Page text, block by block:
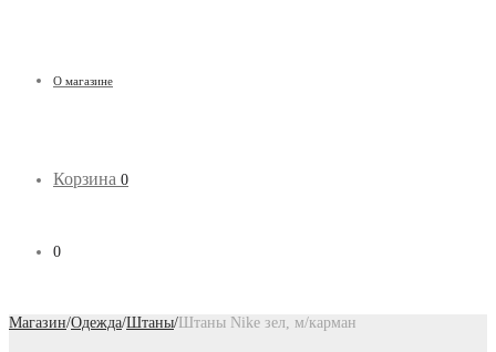
О магазине
Корзина 0
0
Магазин/Одежда/Штаны/ Штаны Nike зел, м/карман